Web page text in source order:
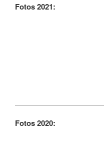
Fotos 2021:
Fotos 2020: